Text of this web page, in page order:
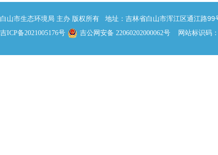
白山市生态环境局 主办 版权所有 地址：吉林省白山市浑江区通江路
吉ICP备2021005176号 吉公网安备 22060202000062号 网站标识码